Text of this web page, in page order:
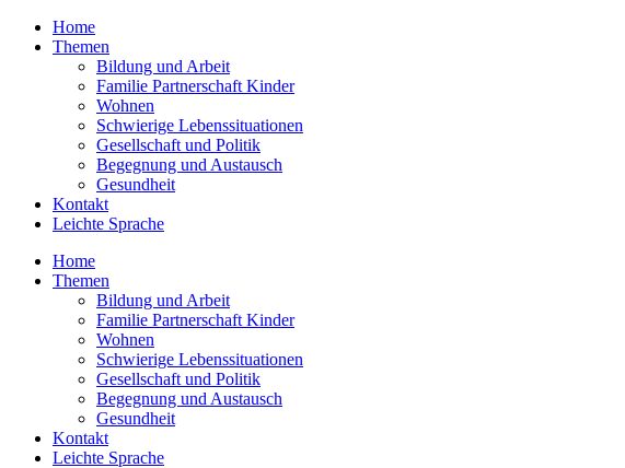
Home
Themen
Bildung und Arbeit
Familie Partnerschaft Kinder
Wohnen
Schwierige Lebens­situationen
Gesellschaft und Politik
Begegnung und Austausch
Gesundheit
Kontakt
Leichte Sprache
Home
Themen
Bildung und Arbeit
Familie Partnerschaft Kinder
Wohnen
Schwierige Lebens­situationen
Gesellschaft und Politik
Begegnung und Austausch
Gesundheit
Kontakt
Leichte Sprache